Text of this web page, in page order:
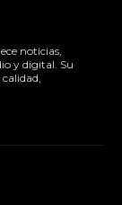
noticias,
y digital. Su